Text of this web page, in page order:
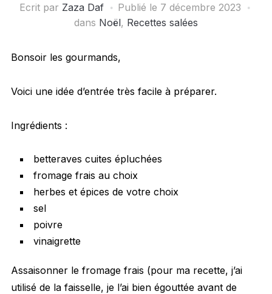
Ecrit par Zaza Daf Publié le 7 décembre 2023
dans Noël, Recettes salées
Bonsoir les gourmands,
Voici une idée d’entrée très facile à préparer.
Ingrédients :
betteraves cuites épluchées
fromage frais au choix
herbes et épices de votre choix
sel
poivre
vinaigrette
Assaisonner le fromage frais (pour ma recette, j’ai
utilisé de la faisselle, je l’ai bien égouttée avant de